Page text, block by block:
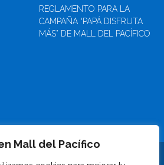
Mall del Pacífico
REGLAMENTO PARA LA
CAMPAÑA “PAPÁ DISFRUTA
MÁS” DE MALL DEL PACÍFICO
los derechos reservados